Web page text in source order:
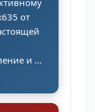
от
и ...